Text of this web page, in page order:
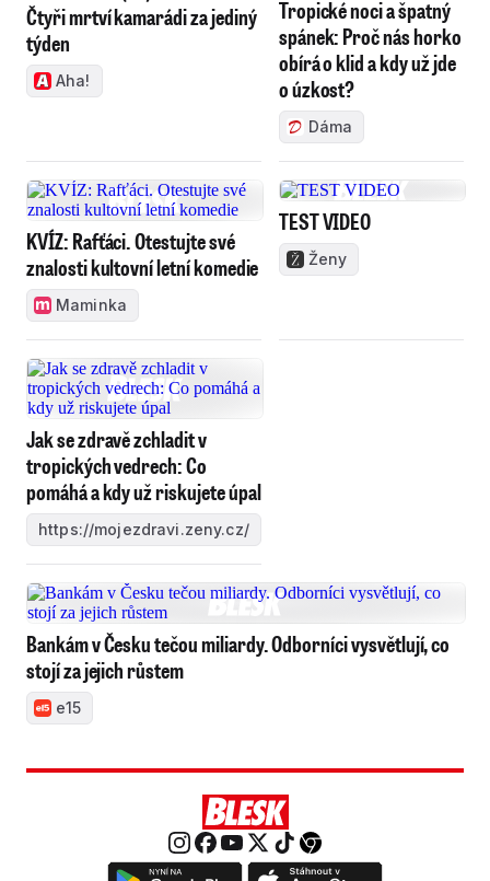
Čtyři mrtví kamarádi za jediný
týden
Aha!
Tropické noci a špatný
spánek: Proč nás horko
obírá o klid a kdy už jde
o úzkost?
Dáma
KVÍZ: Rafťáci. Otestujte své
znalosti kultovní letní komedie
Maminka
TEST VIDEO
Ženy
Jak se zdravě zchladit v
tropických vedrech: Co
pomáhá a kdy už riskujete úpal
https://mojezdravi.zeny.cz/
Bankám v Česku tečou miliardy. Odborníci vysvětlují, co
stojí za jejich růstem
e15